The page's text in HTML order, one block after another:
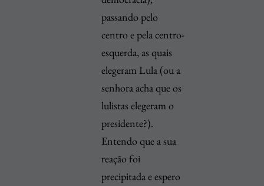
passando pelo
centro e pela centro-
esquerda, as quais
elegeram Lula (ou a
senhora acha que os
lulistas elegeram o
presidente?).
Entendo que a sua
reação foi
precipitada e espero